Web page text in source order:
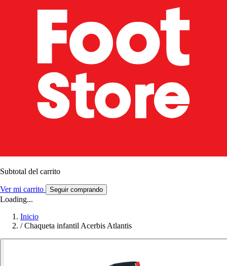
Subtotal del carrito
Ver mi carrito Seguir comprando
Loading...
Inicio
/ Chaqueta infantil Acerbis Atlantis